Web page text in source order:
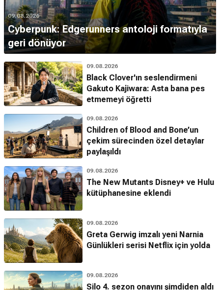
09.08.2026
Cyberpunk: Edgerunners antoloji formatıyla
geri dönüyor
09.08.2026
Black Clover'ın seslendirmeni
Gakuto Kajiwara: Asta bana pes
etmemeyi öğretti
09.08.2026
Children of Blood and Bone’un
çekim sürecinden özel detaylar
paylaşıldı
09.08.2026
The New Mutants Disney+ ve Hulu
kütüphanesine eklendi
09.08.2026
Greta Gerwig imzalı yeni Narnia
Günlükleri serisi Netflix için yolda
09.08.2026
Silo 4. sezon onayını şimdiden aldı